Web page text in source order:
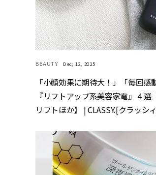
BEAUTY Dec, 12, 2025
「小顔効果に期待大！」「毎回
『リフトアップ系美容家電』４選
リフトほか】 | CLASSY.[クラッシ